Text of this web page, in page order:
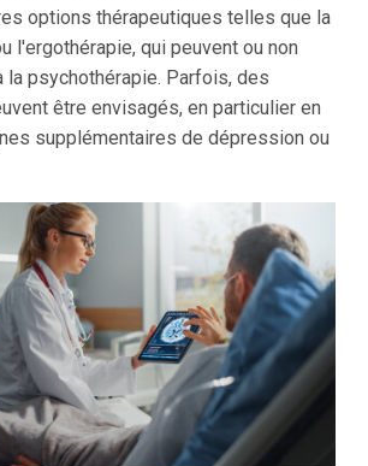
options thérapeutiques telles que la
l'ergothérapie, qui peuvent ou non
psychothérapie. Parfois, des
être envisagés, en particulier en
supplémentaires de dépression ou